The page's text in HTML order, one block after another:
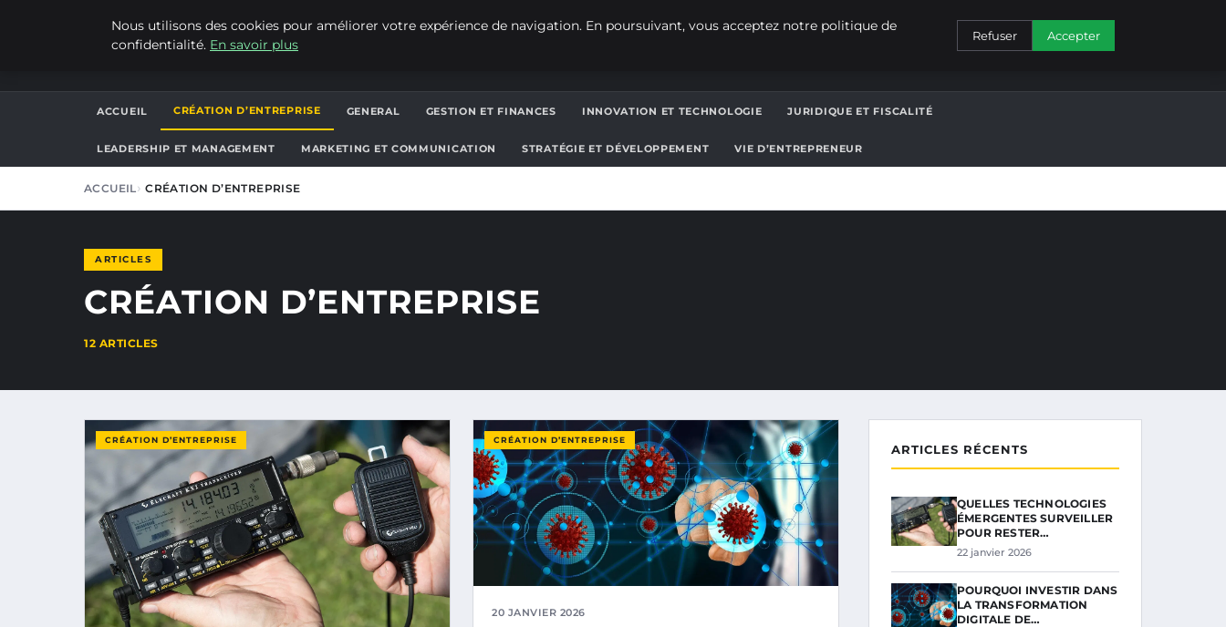
ACCUEIL CRÉATION D’ENTREPRISE GENERAL GESTION ET FINANCES INNOVATION ET TECHNOLOGIE JURIDIQUE ET FISCALITÉ
LEADERSHIP ET MANAGEMENT MARKETING ET COMMUNICATION STRATÉGIE ET DÉVELOPPEMENT VIE D’ENTREPRENEUR
ACCUEIL CRÉATION D’ENTREPRISE
ARTICLES
CRÉATION D’ENTREPRISE
12 ARTICLES
CRÉATION D’ENTREPRISE CRÉATION D’ENTREPRISE
20 JANVIER 2026
ARTICLES RÉCENTS
QUELLES TECHNOLOGIES
ÉMERGENTES SURVEILLER
POUR RESTER…
22 janvier 2026
POURQUOI INVESTIR DANS
LA TRANSFORMATION
DIGITALE DE…
Nous utilisons des cookies pour améliorer votre expérience de navigation. En poursuivant, vous acceptez notre politique de
confidentialité. En savoir plus
Refuser Accepter